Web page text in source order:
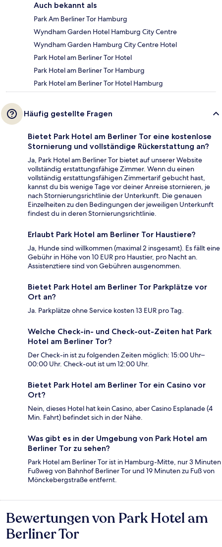
Auch bekannt als
Park Am Berliner Tor Hamburg
Wyndham Garden Hotel Hamburg City Centre
Wyndham Garden Hamburg City Centre Hotel
Park Hotel am Berliner Tor Hotel
Park Hotel am Berliner Tor Hamburg
Park Hotel am Berliner Tor Hotel Hamburg
Häufig gestellte Fragen
Bietet Park Hotel am Berliner Tor eine kostenlose
Stornierung und vollständige Rückerstattung an?
Ja, Park Hotel am Berliner Tor bietet auf unserer Website
vollständig erstattungsfähige Zimmer. Wenn du einen
vollständig erstattungsfähigen Zimmertarif gebucht hast,
kannst du bis wenige Tage vor deiner Anreise stornieren, je
nach Stornierungsrichtlinie der Unterkunft. Die genauen
Einzelheiten zu den Bedingungen der jeweiligen Unterkunft
findest du in deren Stornierungsrichtlinie.
Erlaubt Park Hotel am Berliner Tor Haustiere?
Ja, Hunde sind willkommen (maximal 2 insgesamt). Es fällt eine
Gebühr in Höhe von 10 EUR pro Haustier, pro Nacht an.
Assistenztiere sind von Gebühren ausgenommen.
Bietet Park Hotel am Berliner Tor Parkplätze vor
Ort an?
Ja. Parkplätze ohne Service kosten 13 EUR pro Tag.
Welche Check-in- und Check-out-Zeiten hat Park
Hotel am Berliner Tor?
Der Check-in ist zu folgenden Zeiten möglich: 15:00 Uhr–
00:00 Uhr. Check-out ist um 12:00 Uhr.
Bietet Park Hotel am Berliner Tor ein Casino vor
Ort?
Nein, dieses Hotel hat kein Casino, aber Casino Esplanade (4
Min. Fahrt) befindet sich in der Nähe.
Was gibt es in der Umgebung von Park Hotel am
Berliner Tor zu sehen?
Park Hotel am Berliner Tor ist in Hamburg-Mitte, nur 3 Minuten
Fußweg von Bahnhof Berliner Tor und 19 Minuten zu Fuß von
Mönckebergstraße entfernt.
Bewertungen
Bewertungen von Park Hotel am
Berliner Tor